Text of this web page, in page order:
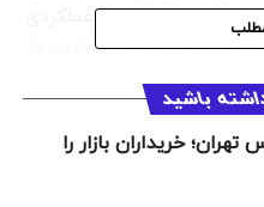
اول و دوم بورس عملکردی
فرابورس هم روز مثبتی را
و ۷۶۸ واحد رسید. ارزش معاملات فرابورس
اعلام شد و حجم معاملات به
حضور نسبی نقدینگی
باشید
خریداران بازار را